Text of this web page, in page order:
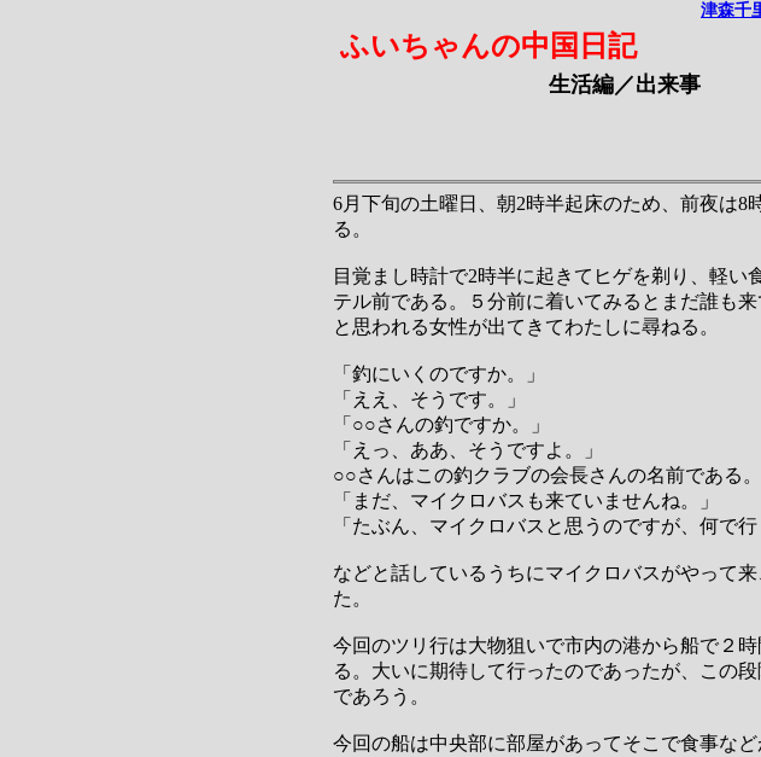
津森千
ふいちゃんの中国日記
生活編／出来事
6月下旬の土曜日、朝2時半起床のため、前夜は
る。
目覚まし時計で2時半に起きてヒゲを剃り、軽
テル前である。５分前に着いてみるとまだ誰も
と思われる女性が出てきてわたしに尋ねる。
「釣にいくのですか。」
「ええ、そうです。」
「○○さんの釣ですか。」
「えっ、ああ、そうですよ。」
○○さんはこの釣クラブの会長さんの名前である。
「まだ、マイクロバスも来ていませんね。」
「たぶん、マイクロバスと思うのですが、何で
などと話しているうちにマイクロバスがやって
た。
今回のツリ行は大物狙いで市内の港から船で２
る。大いに期待して行ったのであったが、この
であろう。
今回の船は中央部に部屋があってそこで食事な